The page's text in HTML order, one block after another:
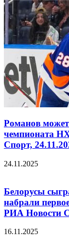
Романов может
чемпионата
Спорт,
24.11.2025
Белорусы
набрали
РИА Новости
16.11.2025